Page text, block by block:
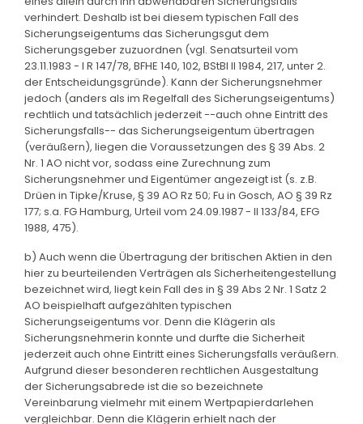
verhindert. Deshalb ist bei diesem typischen Fall des
Sicherungseigentums das Sicherungsgut dem
Sicherungsgeber zuzuordnen (vgl. Senatsurteil vom
23.11.1983 - I R 147/78, BFHE 140, 102, BStBl II 1984, 217, unter 2.
der Entscheidungsgründe). Kann der Sicherungsnehmer
jedoch (anders als im Regelfall des Sicherungseigentums)
rechtlich und tatsächlich jederzeit --auch ohne Eintritt des
Sicherungsfalls-- das Sicherungseigentum übertragen
(veräußern), liegen die Voraussetzungen des § 39 Abs. 2
Nr. 1 AO nicht vor, sodass eine Zurechnung zum
Sicherungsnehmer und Eigentümer angezeigt ist (s. z.B.
Drüen in Tipke/Kruse, § 39 AO Rz 50; Fu in Gosch, AO § 39 Rz
177; s.a. FG Hamburg, Urteil vom 24.09.1987 - II 133/84, EFG
1988, 475).
b) Auch wenn die Übertragung der britischen Aktien in den
hier zu beurteilenden Verträgen als Sicherheitengestellung
bezeichnet wird, liegt kein Fall des in § 39 Abs 2 Nr. 1 Satz 2
AO beispielhaft aufgezählten typischen
Sicherungseigentums vor. Denn die Klägerin als
Sicherungsnehmerin konnte und durfte die Sicherheit
jederzeit auch ohne Eintritt eines Sicherungsfalls veräußern.
Aufgrund dieser besonderen rechtlichen Ausgestaltung
der Sicherungsabrede ist die so bezeichnete
Vereinbarung vielmehr mit einem Wertpapierdarlehen
vergleichbar. Denn die Klägerin erhielt nach der